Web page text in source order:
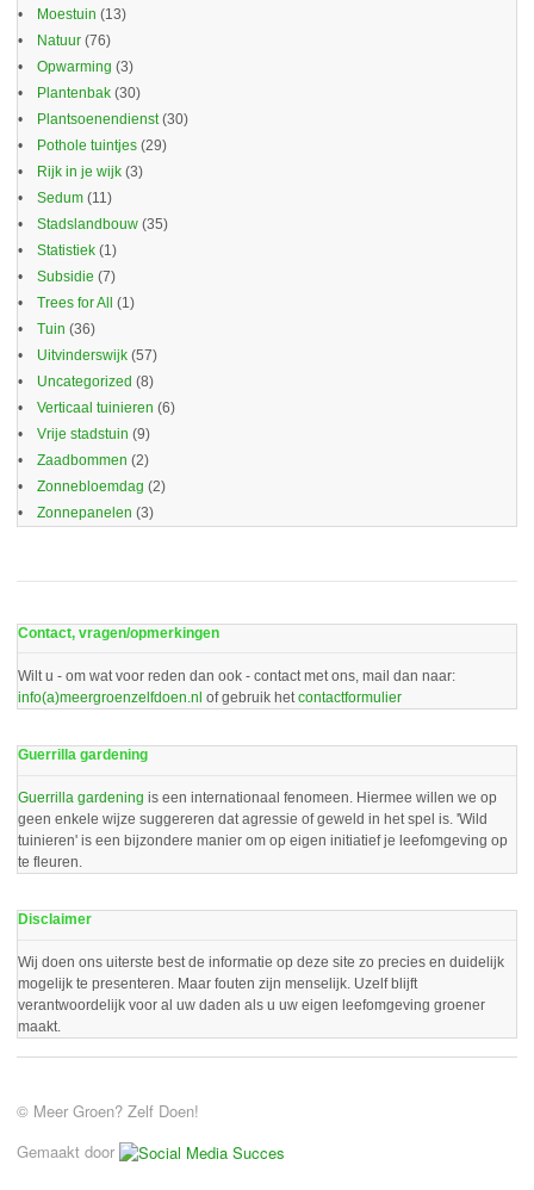
Moestuin (13)
Natuur (76)
Opwarming (3)
Plantenbak (30)
Plantsoenendienst(30)
Pothole tuintjes (29)
Rijk in je wijk (3)
Sedum (11)
Stadslandbouw (35)
Statistiek (1)
Subsidie (7)
Trees for All (1)
Tuin (36)
Uitvinderswijk (57)
Uncategorized (8)
Verticaal tuinieren (6)
Vrije stadstuin (9)
Zaadbommen (2)
Zonnebloemdag (2)
Zonnepanelen (3)
Contact, vragen/opmerkingen
Wilt u - om wat voor reden dan ook - contact met ons, mail dan naar:
info(a)meergroenzelfdoen.nl of gebruik hetcontactformulier
Guerrilla gardening
Guerrilla gardening is een internationaal fenomeen. Hiermee willen we op
geen enkele wijze suggereren dat agressie of geweld in het spel is. 'Wild
tuinieren' is een bijzondere manier om op eigen initiatief je leefomgeving op
te fleuren.
Disclaimer
Wij doen ons uiterste best de informatie op deze site zo precies en duidelijk
mogelijk te presenteren. Maar fouten zijn menselijk. Uzelf blijft
verantwoordelijk voor al uw daden als u uw eigen leefomgeving groener
maakt.
© Meer Groen? Zelf Doen!
Gemaakt door